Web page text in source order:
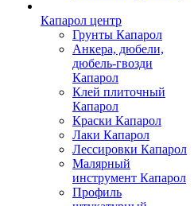
Капарол центр
Грунты Капарол
Анкера, дюбели,
дюбель-гвозди
Капарол
Клей плиточный
Капарол
Краски Капарол
Лаки Капарол
Лессировки Капарол
Малярный
инструмент Капарол
Профиль